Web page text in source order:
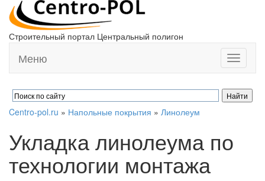
Строительный портал Центральный полигон
Toggle
Меню
Centro-pol.ru » Напольные покрытия » Линолеум
Укладка линолеума по
технологии монтажа